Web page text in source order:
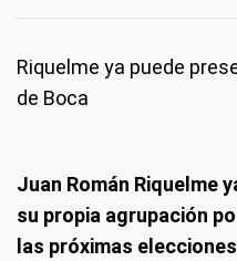
Riquelme ya puede
de Boca
Juan Román Riquelme
su propia agrupación
las próximas